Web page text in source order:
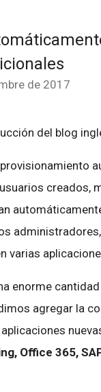
de 2017
del blog
creados,
varias
enorme
agregar la
Office 365,